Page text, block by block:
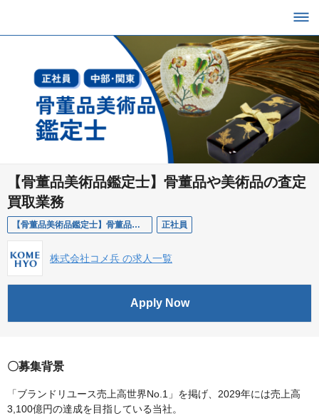
【骨董品美術品鑑定士】骨董品や美術品の査定
買取業務
【骨董品美術品鑑定士】骨董品や美術品の査定買取業務 正社員
株式会社コメ兵 の求人一覧
Apply Now
〇募集背景
「ブランドリユース売上高世界No.1」を掲げ、2029年には売上高
3,100億円の達成を目指している当社。